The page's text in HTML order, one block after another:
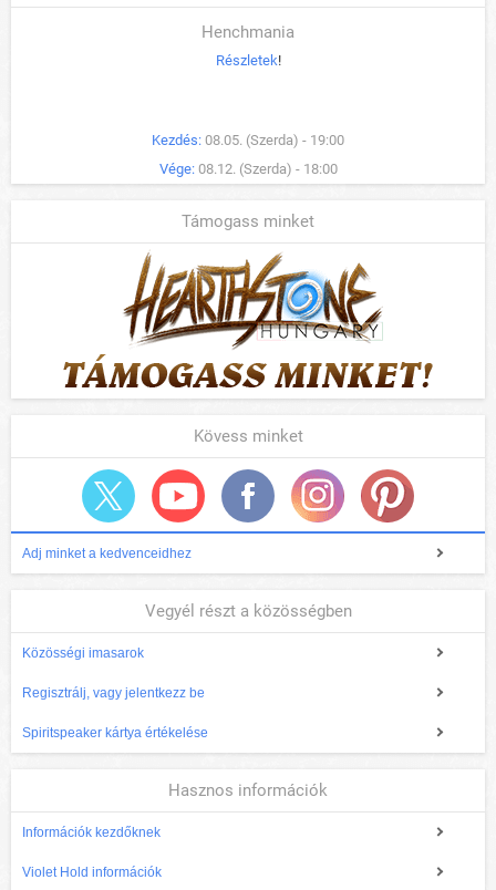
Henchmania
Részletek!
Kezdés: 08.05. (Szerda) - 19:00
Vége: 08.12. (Szerda) - 18:00
Támogass minket
Kövess minket
Adj minket a kedvenceidhez
Vegyél részt a közösségben
Közösségi imasarok
Regisztrálj, vagy jelentkezz be
Spiritspeaker kártya értékelése
Hasznos információk
Információk kezdőknek
Violet Hold információk